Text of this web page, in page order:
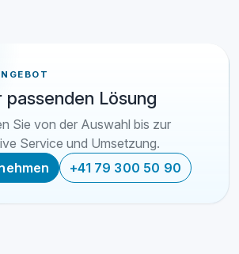
passenden Lösung
Sie von der Auswahl bis zur
Service und Umsetzung.
+41 79 300 50 90